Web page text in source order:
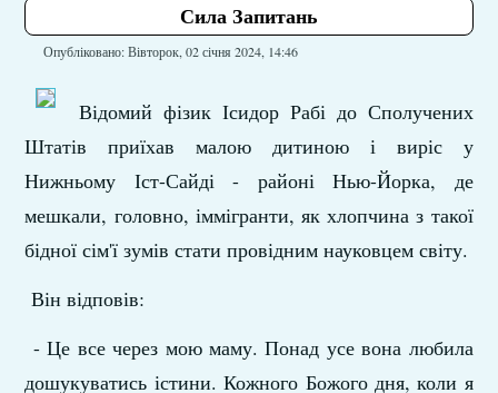
Сила Запитань
Опубліковано: Вівторок, 02 січня 2024, 14:46
Відомий фізик Ісидор Рабі до Сполучених
Штатів приїхав малою дитиною і виріс у
Нижньому Іст-Сайді - районі Нью-Йорка, де
мешкали, головно, іммігранти, як хлопчина з такої
бідної сім'ї зумів стати провідним науковцем світу.
Він відповів:
- Це все через мою маму. Понад усе вона любила
дошукуватись істини. Кожного Божого дня, коли я